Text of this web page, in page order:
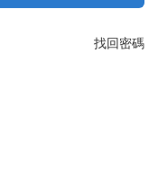
找回密碼